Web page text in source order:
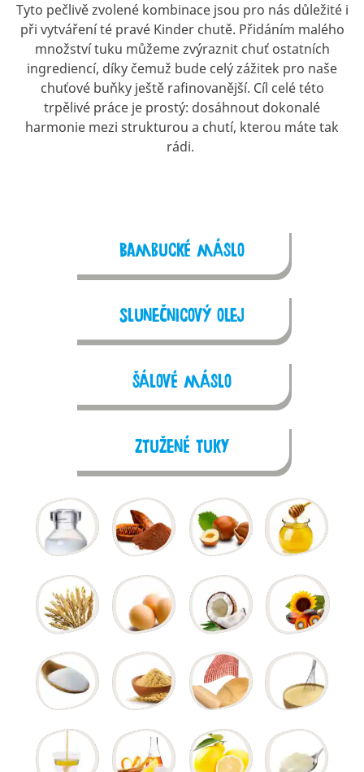
Tyto pečlivě zvolené kombinace jsou pro nás důležité i
při vytváření té pravé Kinder chutě. Přidáním malého
množství tuku můžeme zvýraznit chuť ostatních
ingrediencí, díky čemuž bude celý zážitek pro naše
chuťové buňky ještě rafinovanější. Cíl celé této
trpělivé práce je prostý: dosáhnout dokonalé
harmonie mezi strukturou a chutí, kterou máte tak
rádi.
Bambucké máslo
Slunečnicový olej
Šálové máslo
Ztužené tuky